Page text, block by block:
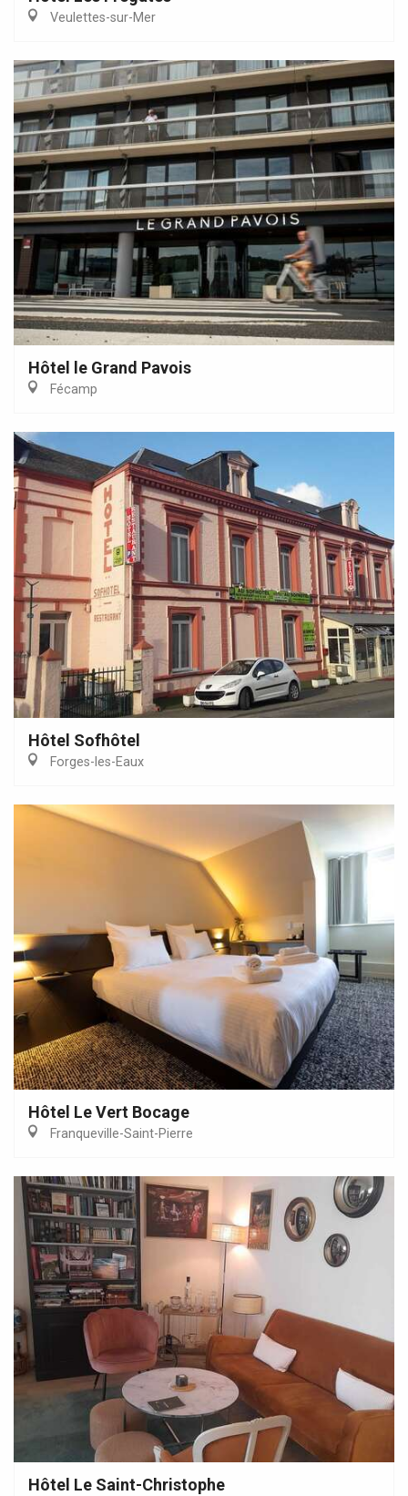
Veulettes-sur-Mer
Hôtel le Grand Pavois
Fécamp
Hôtel Sofhôtel
Forges-les-Eaux
Hôtel Le Vert Bocage
Franqueville-Saint-Pierre
Hôtel Le Saint-Christophe